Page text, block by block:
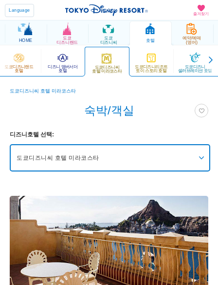
즐겨찾기
Language
HOME
도쿄
디즈니랜드
도쿄
디즈니씨
호텔
예약/예매
(영어)
도쿄디즈니랜드
호텔
디즈니 앰버서더
호텔
도쿄디즈니씨
호텔 미라코스타
도쿄디즈니리조트
토이 스토리 호텔
도쿄디즈니
셀러브레이션 호텔
도쿄디즈니씨 호텔 미라코스타
숙박/객실
디즈니호텔 선택:
도쿄디즈니씨 호텔 미라코스타
도쿄디즈니씨 판타지 스프링스 호텔 판타지 샤토
도쿄디즈니랜드 호텔
디즈니 앰버서더 호텔